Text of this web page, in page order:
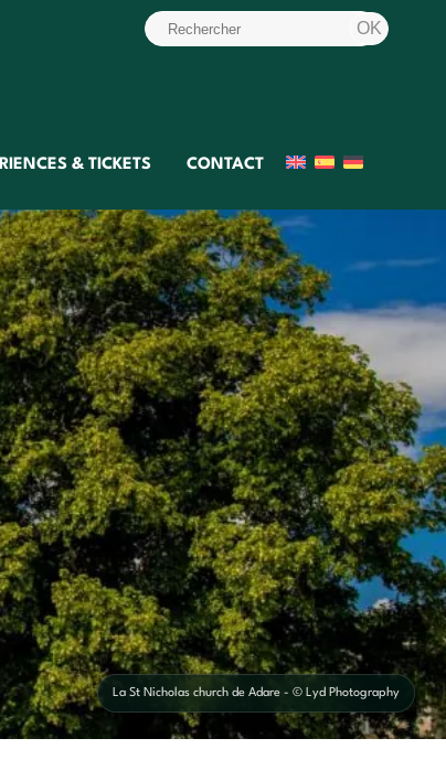
& TICKETS CONTACT
La St Nicholas church de Adare - © Lyd Photography